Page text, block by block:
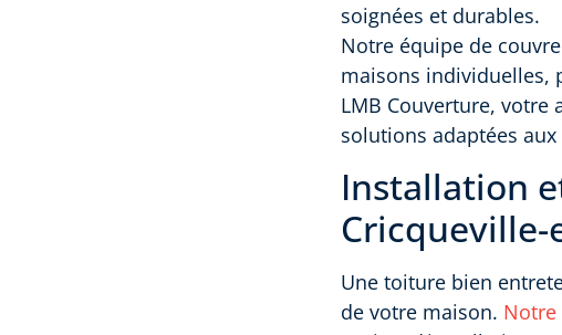
soignées et durables.
Notre équipe de
maisons individuelles,
LMB Couverture, votre
solutions adaptées
Installation
Cricqueville-
Une toiture bien
de votre maison. Notre